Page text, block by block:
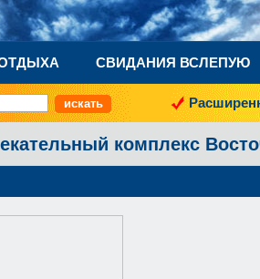
СВИДАНИЯ ВСЛЕПУЮ
комплекс